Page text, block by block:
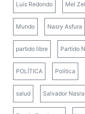
Luis Redondo Mel
Mundo Nasry Asfura
partido libre Partido
POLÍTICA Política
salud Salvador